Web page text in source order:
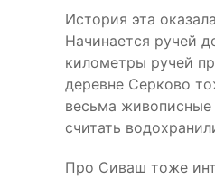
История эта
Начинается ручей
километры ручей
деревне Серково
весьма
считать
Про Сиваш тоже